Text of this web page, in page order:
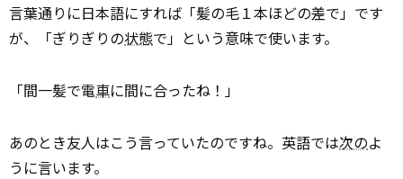
言葉通りに日本語にすれば「髪の毛１本ほどの差で」です
が、「ぎりぎりの状態で」という意味で使います。
「間一髪で電車に間に合ったね！」
あのとき友人はこう言っていたのですね。英語では次のよ
うに言います。